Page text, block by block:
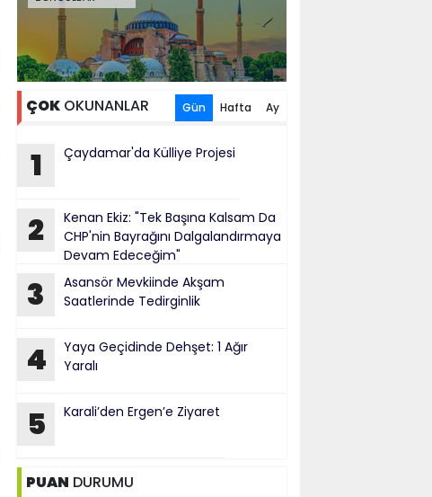
ÇOK OKUNANLAR Gün Hafta Ay
1 Çaydamar'da Külliye Projesi
2
Kenan Ekiz: "Tek Başına Kalsam Da
CHP'nin Bayrağını Dalgalandırmaya
Devam Edeceğim"
3
​Asansör Mevkiinde Akşam
Saatlerinde Tedirginlik
4
Yaya Geçidinde Dehşet: 1 Ağır
Yaralı
5 Karali’den Ergen’e Ziyaret
PUAN DURUMU